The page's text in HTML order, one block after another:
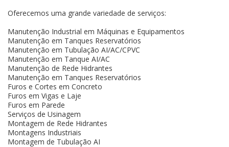
Oferecemos uma grande variedade de serviços:
Manutenção Industrial em Máquinas e Equipamentos
Manutenção em Tanques Reservatórios
Manutenção em Tubulação AI/AC/CPVC
Manutenção em Tanque AI/AC
Manutenção de Rede Hidrantes
Manutenção em Tanques Reservatórios
Furos e Cortes em Concreto
Furos em Vigas e Laje
Furos em Parede
Serviços de Usinagem
Montagem de Rede Hidrantes
Montagens Industriais
Montagem de Tubulação AI